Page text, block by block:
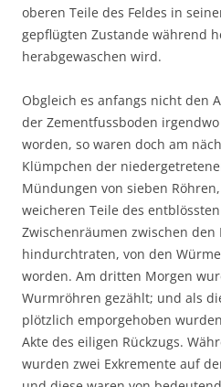
oberen Teile des Feldes in
gepflügten Zustande während
herabgewaschen wird.
Obgleich es anfangs nicht den
der Zementfussboden
worden, so waren doch am
Klümpchen der
Mündungen von sieben
weicheren Teile des
Zwischenräumen zwischen den
hindurchtraten, von den
worden. Am dritten Morgen
Wurmröhren gezählt; und als
plötzlich emporgehoben
Akte des eiligen Rückzugs.
wurden zwei Exkremente auf